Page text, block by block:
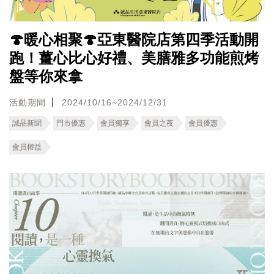
🍄暖心相聚🍄亞東醫院店第四季活動開
跑！薑心比心好禮、美膳雅多功能煎烤
盤等你來拿
活動期間 2024/10/16~2024/12/31
誠品新聞 門市優惠 會員獨享 會員之夜 會員優惠
會員權益